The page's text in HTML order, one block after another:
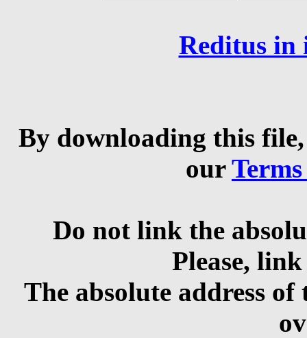
Reditus in
By downloading this
our
Do not link the
Please,
The absolute address